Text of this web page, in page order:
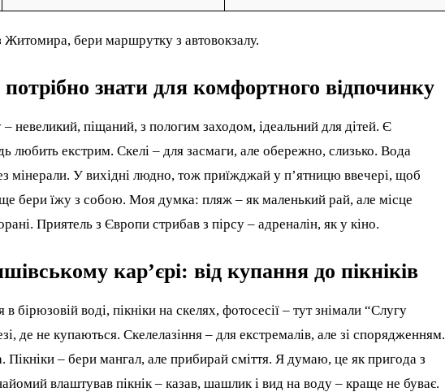
бери маршрутку з автовокзалу.
знати для комфортного відпочинку
невеликий, піщаний, з пологим заходом, ідеальний для дітей. Є
любить екстрим. Скелі – для засмаги, але обережно, слизько. Вода
мінерали. У вихідні людно, тож приїжджай у п’ятницю ввечері, щоб
бери їжу з собою. Моя думка: пляж – як маленький рай, але місце
Приятель з Європи стрибав з пірсу – адреналін, як у кіно.
кар’єрі: від купання до пікніків
бірюзовій воді, пікніки на скелях, фотосесії – тут знімали “Слугу
де не купаються. Скелелазіння – для екстремалів, але зі спорядженням.
– бери мангал, але прибирай сміття. Я думаю, це як пригода з
влаштував пікнік – казав, шашлик і вид на воду – краще не буває.